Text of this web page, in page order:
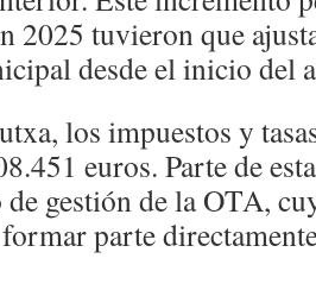
2025 tuvieron que
desde el inicio del
los impuestos y
euros. Parte de
gestión de la OTA,
parte